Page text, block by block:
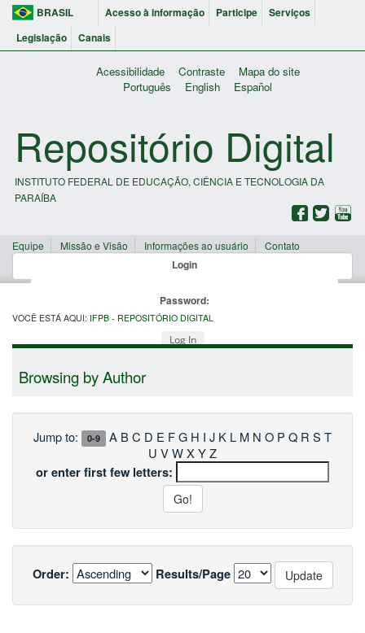
BRASIL Acesso à informação Participe
Serviços
Legislação
Canais
Acessibilidade Contraste
Mapa do site
Português
English Español
Repositório Digital
INSTITUTO FEDERAL DE EDUCAÇÃO, CIÊNCIA E TECNOLOGIA DA
PARAÍBA
Equipe Missão e Visão Informações ao usuário Contato
Login
Password:
Log In
VOCÊ ESTÁ AQUI: IFPB - REPOSITÓRIO DIGITAL
Browsing by Author
Jump to: 0-9 A B C D E F G H I J K L M N O P Q R S T
U VWX YZ
or enter first few letters:
Order: Results/Page